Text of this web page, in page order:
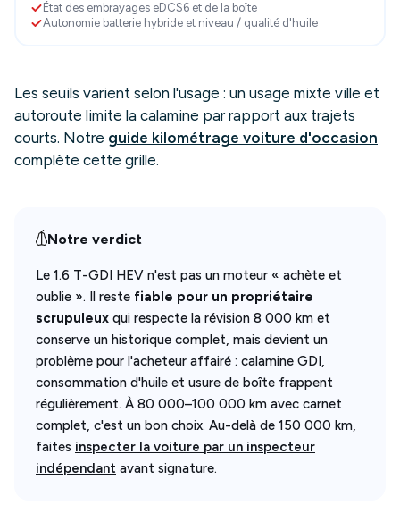
État des embrayages eDCS6 et de la boîte
Autonomie batterie hybride et niveau / qualité d'huile
Les seuils varient selon l'usage : un usage mixte ville et
autoroute limite la calamine par rapport aux trajets
courts. Notre guide kilométrage voiture d'occasion
complète cette grille.
Notre verdict
Le 1.6 T-GDI HEV n'est pas un moteur « achète et
oublie ». Il reste fiable pour un propriétaire
scrupuleux qui respecte la révision 8 000 km et
conserve un historique complet, mais devient un
problème pour l'acheteur affairé : calamine GDI,
consommation d'huile et usure de boîte frappent
régulièrement. À 80 000–100 000 km avec carnet
complet, c'est un bon choix. Au-delà de 150 000 km,
faites inspecter la voiture par un inspecteur
indépendant avant signature.